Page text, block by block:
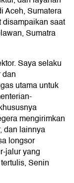
Aceh, Sumatera
disampaikan saat
Sumatra
Saya selaku
utama untuk
mengirimkan
dan lainnya
longsor
jalur yang
Senin